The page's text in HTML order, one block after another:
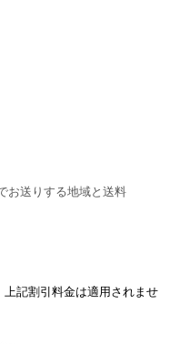
お送りする地域と送料
記割引料金は適用されませ